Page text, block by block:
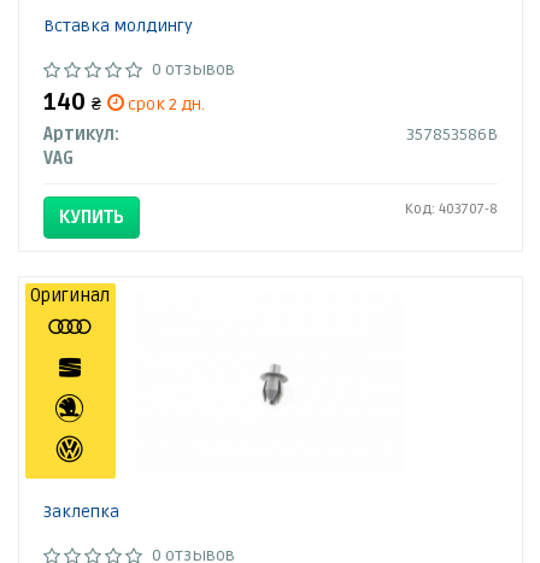
Вставка молдингу
0 отзывов
140 ₴
срок 2 дн.
Артикул:
357853586B
VAG
КУПИТЬ Код: 403707-8
Заклепка
0 отзывов
Оригинал